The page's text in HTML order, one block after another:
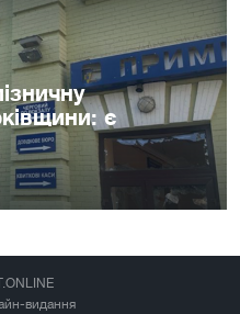
є
видання